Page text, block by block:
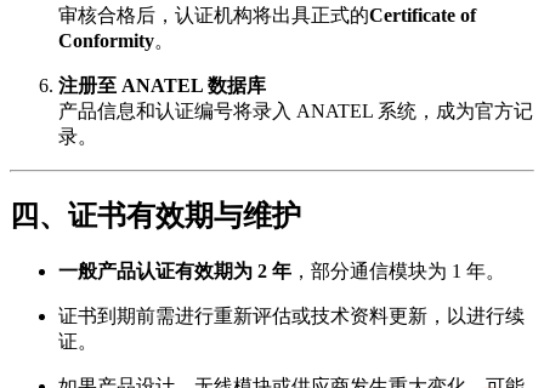
审核合格后，认证机构将出具正式的Certificate of
Conformity。
注册至 ANATEL 数据库
产品信息和认证编号将录入 ANATEL 系统，成为官方记
录。
四、证书有效期与维护
一般产品认证有效期为 2 年 ，部分通信模块为 1 年。
证书到期前需进行重新评估或技术资料更新，以进行续
证。